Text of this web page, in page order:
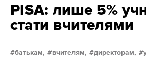
PISA: лише 5%
стати вчителями
батькам, вчителям, директорам,